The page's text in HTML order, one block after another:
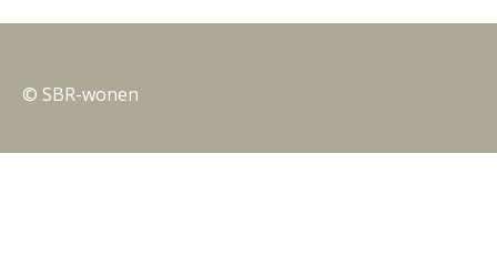
© SBR-wonen